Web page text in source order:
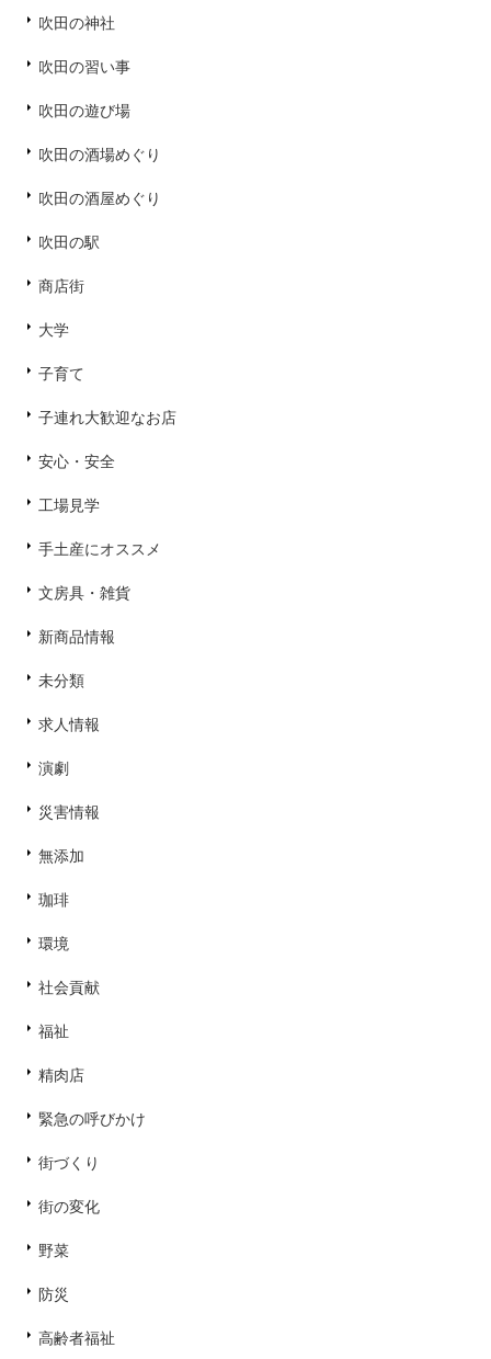
吹田の神社
吹田の習い事
吹田の遊び場
吹田の酒場めぐり
吹田の酒屋めぐり
吹田の駅
商店街
大学
子育て
子連れ大歓迎なお店
安心・安全
工場見学
手土産にオススメ
文房具・雑貨
新商品情報
未分類
求人情報
演劇
災害情報
無添加
珈琲
環境
社会貢献
福祉
精肉店
緊急の呼びかけ
街づくり
街の変化
野菜
防災
高齢者福祉